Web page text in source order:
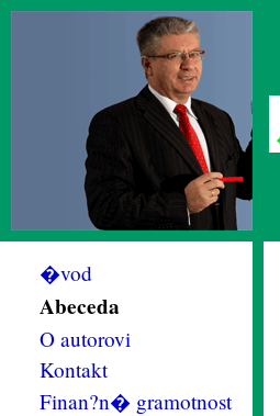
�vod
Abeceda
O autorovi
Kontakt
Finan?n� gramotnost